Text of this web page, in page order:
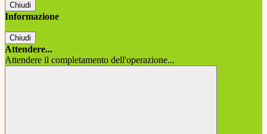
Chiudi
Informazione
Chiudi
Attendere...
Attendere il completamento dell'operazione...